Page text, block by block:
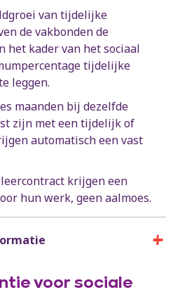
van tijdelijke
de vakbonden de
het kader van het sociaal
tijdelijke
leggen.
maanden bij dezelfde
zijn met een tijdelijk of
automatisch een vast
krijgen een
hun werk, geen aalmoes.
voor sociale